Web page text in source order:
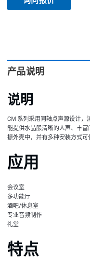
产品说明
说明
CM 系列采用同轴点声源设计，
能提供水晶般清晰的人声、丰
振外壳中，并有多种安装方式可
应用
会议室
多功能厅
酒吧/休息室
专业音频制作
礼堂
特点